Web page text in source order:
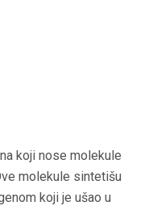
koji nose molekule
molekule sintetišu
koji je ušao u